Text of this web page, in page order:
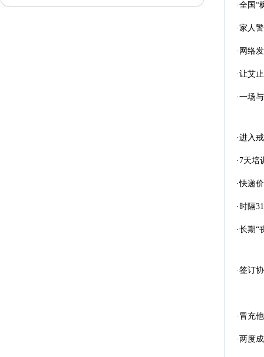
·全国
·家人
·网络
·让艾
·一场
·进入
·7天培
·快递
·时隔
·长期“
·签订
·冒充
·两度